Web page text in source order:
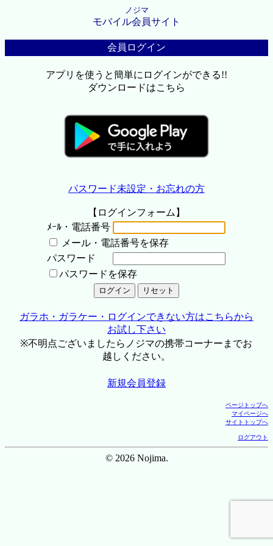
ノジマ
モバイル会員サイト
会員ログイン
アプリを使うと簡単にログインができる!!
ダウンロードはこちら
パスワード未設定・お忘れの方
【ログインフォーム】
ﾒｰﾙ・電話番号
メール・電話番号を保存
パスワード
パスワードを保存
ガラホ・ガラケー・ログインできない方はこちらから
お試し下さい
※不明点ございましたらノジマの携帯コーナーまでお
越しください。
新規会員登録
ページトップへ
マイページへ
サイトトップへ
ログアウト
© 2026 Nojima.